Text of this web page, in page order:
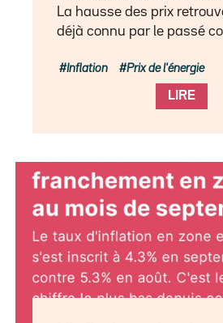
La hausse des prix
déjà connu par le passé
LIRE
Inflation Prix de l'énergie